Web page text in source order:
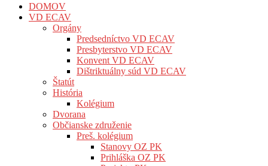
DOMOV
VD ECAV
Orgány
Predsedníctvo VD ECAV
Presbyterstvo VD ECAV
Konvent VD ECAV
Dištriktuálny súd VD ECAV
Štatút
História
Kolégium
Dvorana
Občianske združenie
Preš. kolégium
Stanovy OZ PK
Prihláška OZ PK